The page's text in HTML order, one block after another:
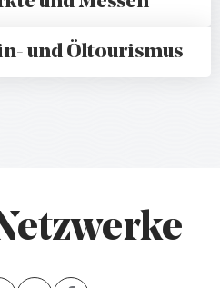
und Öltourismus